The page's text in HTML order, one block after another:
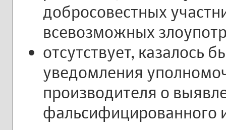
добросовестных
всевозможных
отсутствует, казалось
уведомления
производителя о
фальсифицированного